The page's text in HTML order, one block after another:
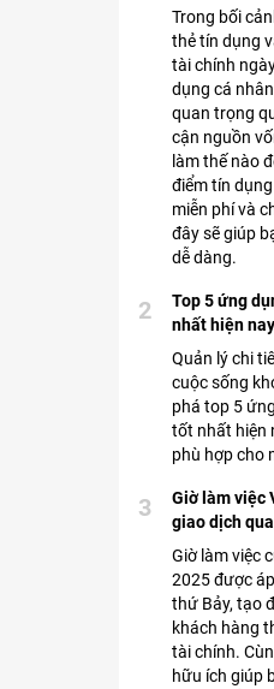
Trong bối
thẻ tín dụng
tài chính
dụng cá
quan trọng
cận nguồn
làm thế nào
điểm tín
miễn phí và
đây sẽ giúp
dễ dàng.
Top 5 ứng
nhất hiện
2
Quản lý chi
cuộc sống
phá top 5
tốt nhất hiện
phù hợp cho
Giờ làm việc
giao dịch
3
Giờ làm việc
2025 được
thứ Bảy, tạo
khách hàng
tài chính.
hữu ích giúp